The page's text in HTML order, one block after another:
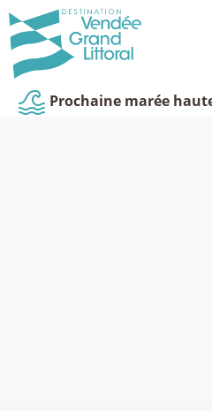
Prochaine marée